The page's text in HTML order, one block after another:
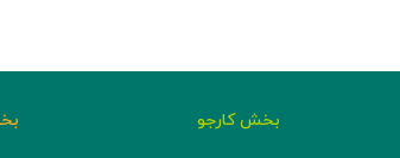
بخش کارجو